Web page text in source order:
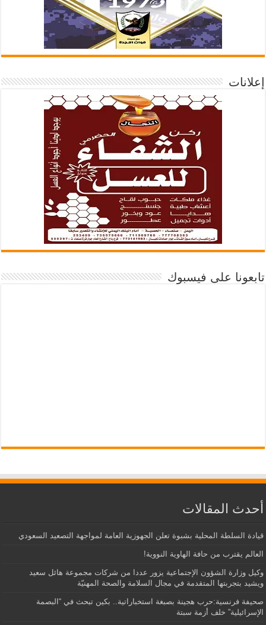
إعلانات
تابعونا على فيسبوك
أحدث المقالات
قيادة السلطة المحلية بشبوة تعلن الجهوزية العامة لمواجهة التصعيد السعودي
العالم يقترب من حافة الهاوية النووية!
وكيل وزارة الشؤون الإجتماعية يزور عددا من شركات مجموعة هائل سعيد
ويشيد بتجربتها المتقدمة في مجال السلامة والصحة المهنيّة
صحيفة فرنسية:حرب هجينة بصبغة استخباراتية.. بكين تبحث في “البصمة
الإسرائيلية” خلف أزمة سبتة